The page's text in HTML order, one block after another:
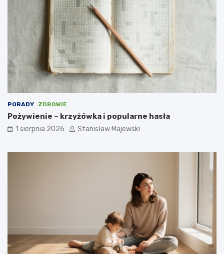
PORADY ZDROWIE
Pożywienie – krzyżówka i popularne hasła
1 sierpnia 2026 Stanisław Majewski